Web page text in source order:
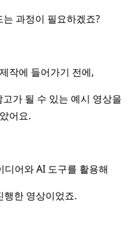
과정이 필요하겠죠?
작에 들어가기 전에,
가 될 수 있는 예시 영상을
어요.
어와 AI 도구를 활용해
행한 영상이었죠.